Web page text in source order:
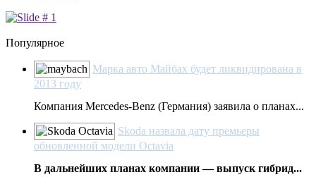
Популярное
Марка авто Майбах будет ликвидирована в
2013 году
Компания Mercedes-Benz (Германия) заявила о планах...
Skoda назвала дату премьеры
обновленной модели Octavia
В дальнейших планах компании — выпуск гибрид...